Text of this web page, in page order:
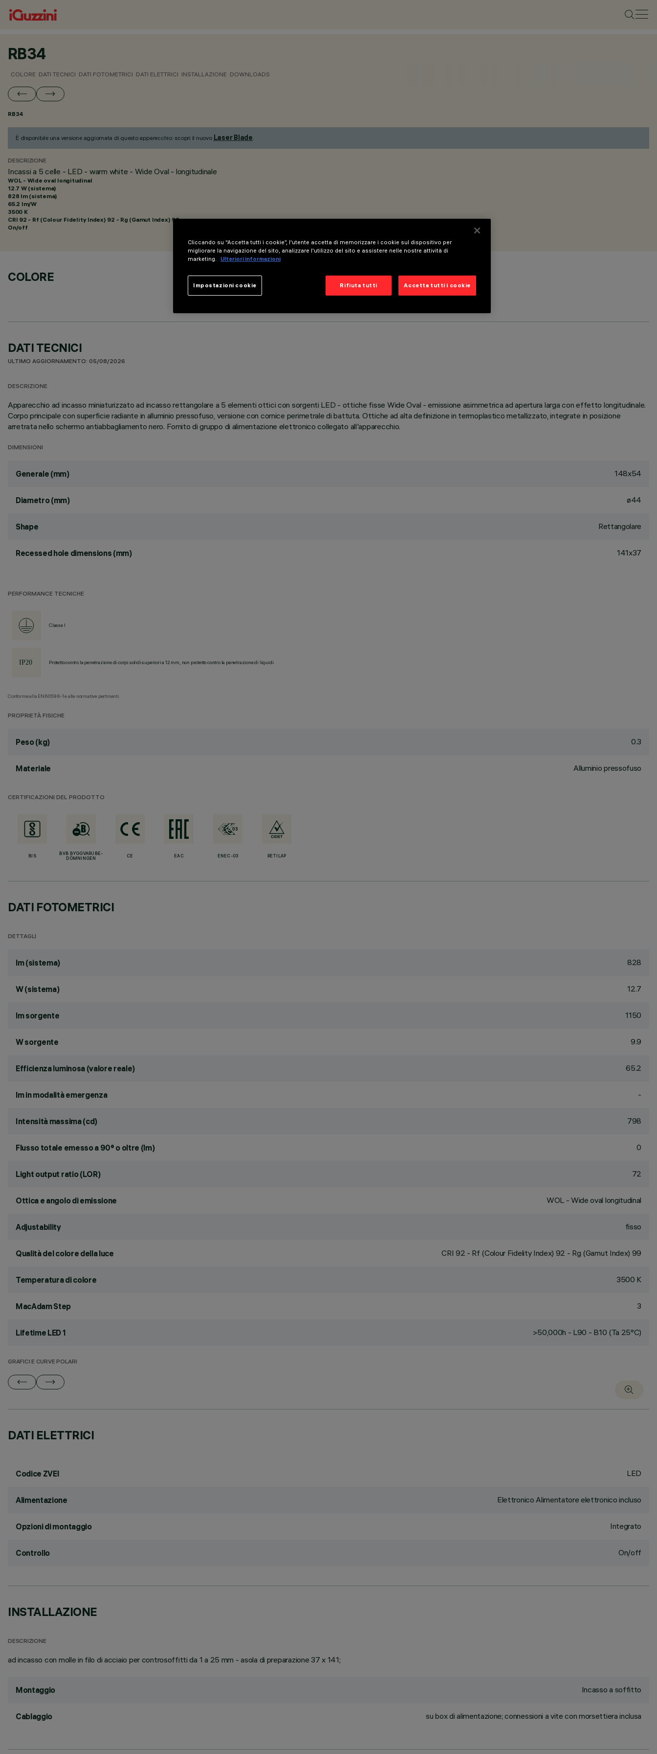
RB34
COLORE DATI TECNICI DATI FOTOMETRICI DATI ELETTRICI INSTALLAZIONE DOWNLOADS
RB34
È disponibile una versione aggiornata di questo apparecchio: scopri il nuovo Laser Blade.
DESCRIZIONE
Incassi a 5 celle - LED - warm white - Wide Oval - longitudinale
WOL - Wide oval longitudinal
12.7 W (sistema)
828 lm (sistema)
65.2 lm/W
3500 K
CRI 92 - Rf (Colour Fidelity Index) 92 - Rg (Gamut Index) 99
On/off
COLORE
DATI TECNICI
ULTIMO AGGIORNAMENTO: 05/08/2026
DESCRIZIONE
Apparecchio ad incasso miniaturizzato ad incasso rettangolare a 5 elementi ottici con sorgenti LED - ottiche fisse Wide Oval - emissione asimmetrica ad apertura larga con effetto longitudinale.
Corpo principale con superficie radiante in alluminio pressofuso, versione con cornice perimetrale di battuta. Ottiche ad alta definizione in termoplastico metallizzato, integrate in posizione
arretrata nello schermo antiabbagliamento nero. Fornito di gruppo di alimentazione elettronico collegato all'apparecchio.
DIMENSIONI
Generale (mm) 148x54
Diametro (mm) ø44
Shape Rettangolare
Recessed hole dimensions (mm) 141x37
PERFORMANCE TECNICHE
Classe I
Protetto contro la penetrazione di corpi solidi superiori a 12 mm, non protetto contro la penetrazione di liquidi.
Conforme alla EN60598-1 e alle normative pertinenti.
PROPRIETÀ FISICHE
Peso (kg) 0.3
Materiale Alluminio pressofuso
CERTIFICAZIONI DEL PRODOTTO
BIS
BVB BYGGVARUBE-
DÖMNINGEN
CE EAC ENEC-03 RETILAP
DATI FOTOMETRICI
DETTAGLI
lm (sistema) 828
W (sistema) 12.7
lm sorgente 1150
W sorgente 9.9
Efficienza luminosa (valore reale) 65.2
lm in modalità emergenza -
Intensità massima (cd) 798
Flusso totale emesso a 90° o oltre (lm) 0
Light output ratio (LOR) 72
Ottica e angolo di emissione WOL - Wide oval longitudinal
Adjustability fisso
Qualità del colore della luce CRI 92 - Rf (Colour Fidelity Index) 92 - Rg (Gamut Index) 99
Temperatura di colore 3500 K
MacAdam Step 3
Lifetime LED 1 >50,000h - L90 - B10 (Ta 25°C)
GRAFICI E CURVE POLARI
DATI ELETTRICI
Codice ZVEI LED
Alimentazione Elettronico Alimentatore elettronico incluso
Opzioni di montaggio Integrato
Controllo On/off
INSTALLAZIONE
DESCRIZIONE
ad incasso con molle in filo di acciaio per controsoffitti da 1 a 25 mm - asola di preparazione 37 x 141;
Montaggio Incasso a soffitto
Cablaggio su box di alimentazione; connessioni a vite con morsettiera inclusa
Cliccando su “Accetta tutti i cookie”, l'utente accetta di memorizzare i cookie sul dispositivo per
migliorare la navigazione del sito, analizzare l'utilizzo del sito e assistere nelle nostre attività di
marketing.
Ulteriori informazioni
Rifiuta tutti Accetta tutti i cookie
Impostazioni cookie